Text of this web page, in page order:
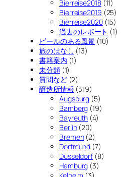
Bierreise2018(11)
Bierreise2019 (25)
Bierreise2020(15)
過去のレポート (1)
ビールのある風景 (10)
旅のはなし (13)
書籍案内 (1)
未分類(1)
質問など(2)
醸造所情報 (319)
Augsburg (5)
Bamberg (19)
Bayreuth (4)
Berlin(20)
Bremen(2)
Dortmund (7)
Düsseldorf (8)
Hamburg (3)
Kelheim (3)